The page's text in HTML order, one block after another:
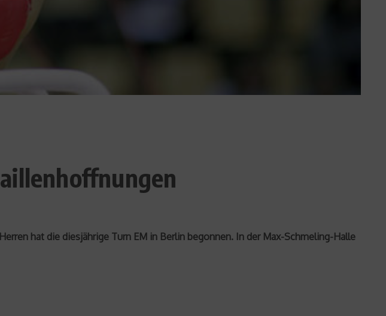
hat die diesjährige Turn EM in Berlin begonnen. In der Max-Schmeling-Halle